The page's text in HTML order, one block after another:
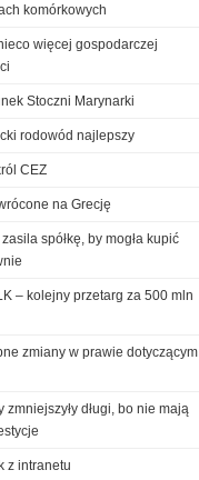
komórkowych
więcej gospodarczej
Stoczni Marynarki
rodowód najlepszy
CEZ
na Grecję
spółkę, by mogła kupić
– kolejny przetarg za 500 mln
zmiany w prawie dotyczącym
zmniejszyły długi, bo nie mają
z intranetu